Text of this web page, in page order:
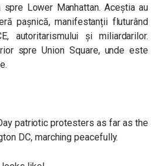
Lower Manhattan. Aceștia au
pașnică, manifestanții fluturând
autoritarismului și miliardarilor.
spre Union Square, unde este
patriotic protesters as far as the
DC, marching peacefully.